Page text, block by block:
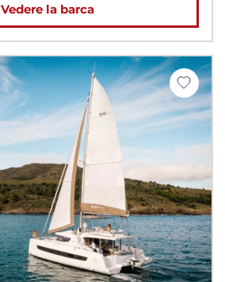
Vedere la barca